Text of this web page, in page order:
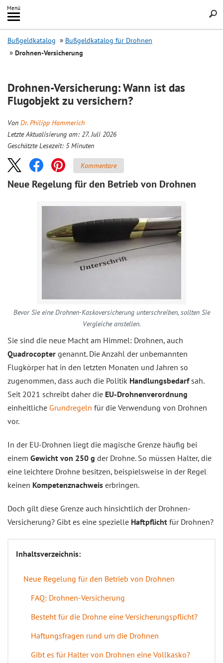
Inhalt
springen
Menü
Search
Bußgeldkatalog
Bußgeldkatalog für Drohnen
Drohnen-Versicherung
Drohnen-Versicherung: Wann ist das
Flugobjekt zu versichern?
Von Dr. Philipp Hammerich
Letzte Aktualisierung am: 27. Juli 2026
Geschätzte Lesezeit: 5 Minuten
Kommentare
Neue Regelung für den Betrieb von Drohnen
Bevor Sie eine Drohnen-Kaskoversicherung unterschreiben, sollten Sie
Vergleiche anstellen.
Sie sind die neue Macht am Himmel: Drohnen, auch
Quadrocopter genannt. Die Anzahl der unbemannten
Flugkörper hat in den letzten Monaten und Jahren so
zugenommen, dass auch die Politik Handlungsbedarfsah.
Seit 2021 schreibt daher die EU-Drohnenverordnung
einheitliche Grundregeln für die Verwendung von Drohnen
vor.
In der EU-Drohnen liegt die magische Grenze häufig bei
einem Gewicht von 250 g der Drohne. So müssen Halter, die
eine leichtere Drohne besitzen, beispielsweise in der Regel
keinen Kompetenznachweis erbringen.
Doch gilt diese Grenze auch hinsichtlich der Drohnen-
Versicherung? Gibt es eine spezielle Haftpflicht für Drohnen?
Inhaltsverzeichnis:
Neue Regelung für den Betrieb von Drohnen
FAQ: Drohnen-Versicherung
Besteht für die Drohne eine Versicherungspflicht?
Haftungsfragen rund um die Drohnen
Gibt es für Halter von Drohnen eine Vollkasko?